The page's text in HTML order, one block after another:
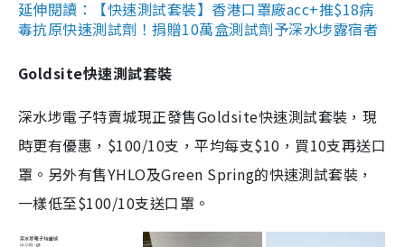
延伸閱讀：【快速測試套裝】香港口罩廠acc+推$18病
毒抗原快速測試劑！捐贈10萬盒測試劑予深水埗露宿者
Goldsite快速測試套裝
深水埗電子特賣城現正發售Goldsite快速測試套裝，現
時更有優惠，$100/10支，平均每支$10，買10支再送口
罩。另外有售YHLO及Green Spring的快速測試套裝，
一樣低至$100/10支送口罩。